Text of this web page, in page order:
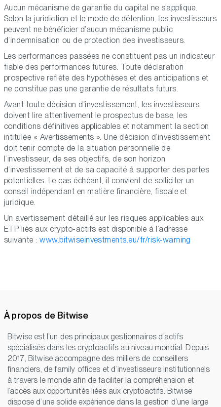
Aucun mécanisme de garantie du capital ne s’applique.
Selon la juridiction et le mode de détention, les investisseurs
peuvent ne bénéficier d’aucun mécanisme public
d’indemnisation ou de protection des investisseurs.
Les performances passées ne constituent pas un indicateur
fiable des performances futures. Toute déclaration
prospective reflète des hypothèses et des anticipations et
ne constitue pas une garantie de résultats futurs.
Avant toute décision d’investissement, les investisseurs
doivent lire attentivement le prospectus de base, les
conditions définitives applicables et notamment la section
intitulée « Avertissements ». Une décision d’investissement
doit tenir compte de la situation personnelle de
l’investisseur, de ses objectifs, de son horizon
d’investissement et de sa capacité à supporter des pertes
potentielles. Le cas échéant, il convient de solliciter un
conseil indépendant en matière financière, fiscale et
juridique.
Un avertissement détaillé sur les risques applicables aux
ETP liés aux crypto-actifs est disponible à l’adresse
suivante :www.bitwiseinvestments.eu/fr/risk-warning
À propos de Bitwise
Bitwise est l’un des principaux gestionnaires d’actifs
spécialisés dans les cryptoactifs au niveau mondial. Depuis
2017, Bitwise accompagne des milliers de conseillers
financiers, de family offices et d’investisseurs institutionnels
à travers le monde afin de faciliter la compréhension et
l’accès aux opportunités liées aux cryptoactifs. Bitwise
dispose d’une solide expérience dans la gestion d’une large